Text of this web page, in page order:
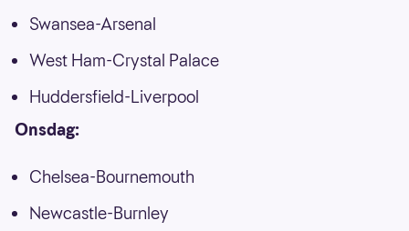
Swansea-Arsenal
West Ham-Crystal Palace
Huddersfield-Liverpool
Onsdag:
Chelsea-Bournemouth
Newcastle-Burnley